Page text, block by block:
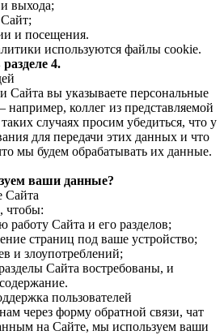
выхода;
и посещения.
используются файлы cookie.
разделе 4.
Сайта вы указываете персональные
коллег из представляемой
случаях просим убедиться, что у
для передачи этих данных и что
мы будем обрабатывать их данные.
ваши данные?
Сайта
чтобы:
работу Сайта и его разделов;
страниц под ваше устройство;
и злоупотреблений;
Сайта востребованы, и
пользователей
через форму обратной связи, чат
на Сайте, мы используем ваши